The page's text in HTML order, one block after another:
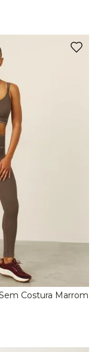
Costura Marrom
Marrom Carvalho
, 90
sem juros
,
90
Marrom Carvalho
,90